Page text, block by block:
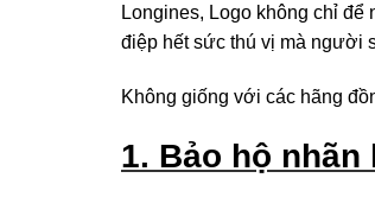
Longines, Logo không chỉ
điệp hết sức thú vị mà người
Không giống với các hãng
1. Bảo hộ